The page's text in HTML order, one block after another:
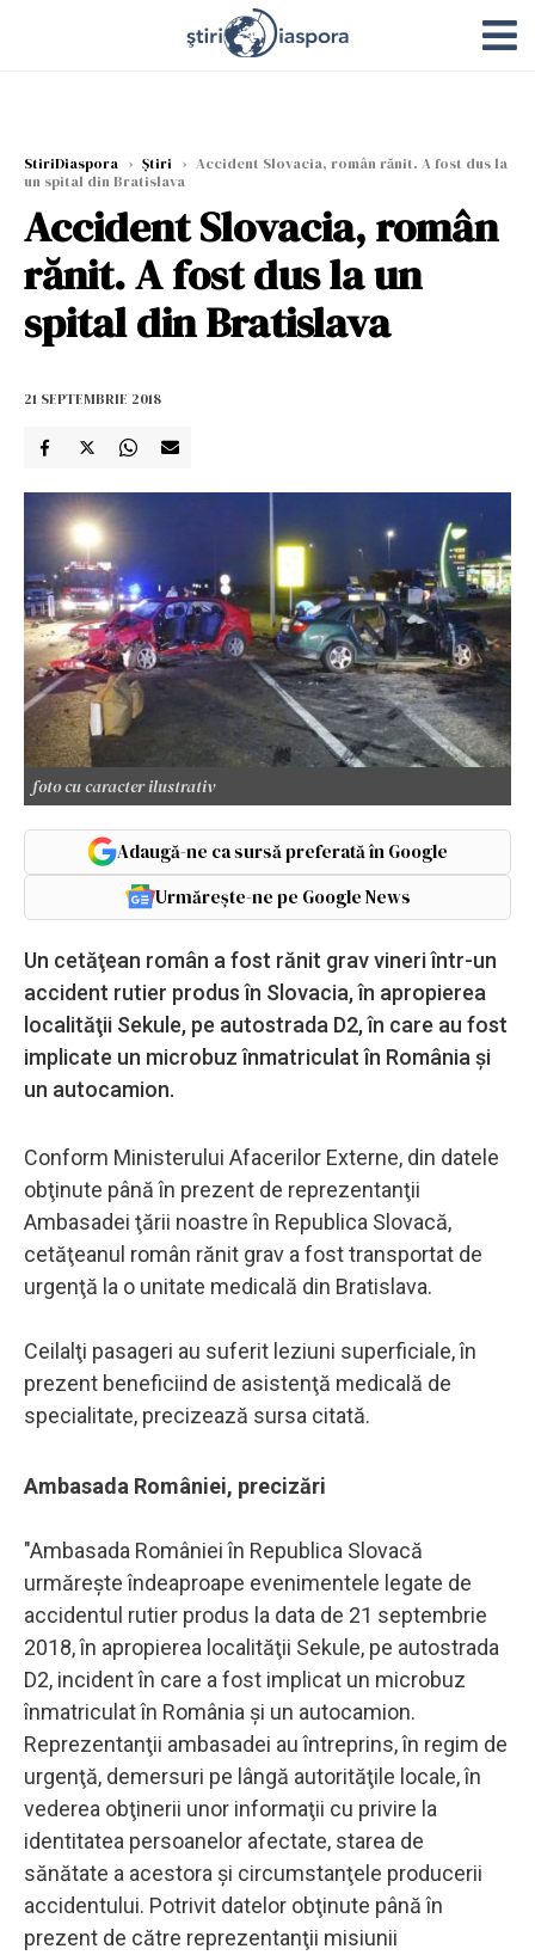
StiriDiaspora › Știri › Accident Slovacia, român rănit. A fost dus la
un spital din Bratislava
Accident Slovacia, român
rănit. A fost dus la un
spital din Bratislava
21 SEPTEMBRIE 2018
foto cu caracter ilustrativ
Adaugă-ne ca sursă preferată în Google
Urmărește-ne pe Google News
Un cetăţean român a fost rănit grav vineri într-un
accident rutier produs în Slovacia, în apropierea
localităţii Sekule, pe autostrada D2, în care au fost
implicate un microbuz înmatriculat în România şi
un autocamion.
Conform Ministerului Afacerilor Externe, din datele
obţinute până în prezent de reprezentanţii
Ambasadei ţării noastre în Republica Slovacă,
cetăţeanul român rănit grav a fost transportat de
urgenţă la o unitate medicală din Bratislava.
Ceilalţi pasageri au suferit leziuni superficiale, în
prezent beneficiind de asistenţă medicală de
specialitate, precizează sursa citată.
Ambasada României, precizări
"Ambasada României în Republica Slovacă
urmăreşte îndeaproape evenimentele legate de
accidentul rutier produs la data de 21 septembrie
2018, în apropierea localităţii Sekule, pe autostrada
D2, incident în care a fost implicat un microbuz
înmatriculat în România şi un autocamion.
Reprezentanţii ambasadei au întreprins, în regim de
urgenţă, demersuri pe lângă autorităţile locale, în
vederea obţinerii unor informaţii cu privire la
identitatea persoanelor afectate, starea de
sănătate a acestora şi circumstanţele producerii
accidentului. Potrivit datelor obţinute până în
prezent de către reprezentanţii misiunii